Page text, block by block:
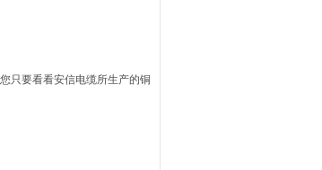
只要看看安信电缆所生产的铜